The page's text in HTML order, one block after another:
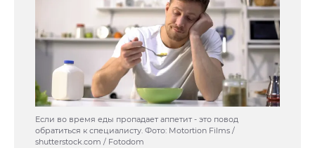
Если во время еды пропадает аппетит - это повод
обратиться к специалисту. Фото: Motortion Films /
shutterstock.com / Fotodom